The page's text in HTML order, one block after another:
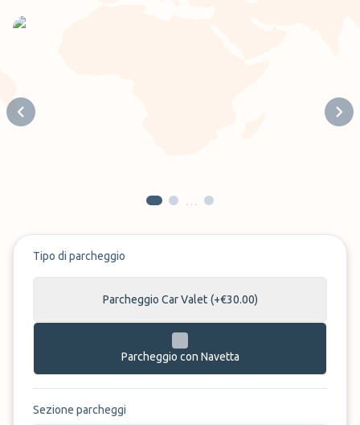
Previous slide
…
Tipo di parcheggio
Parcheggio Car Valet (+€30.00)
Parcheggio con Navetta
Sezione parcheggi